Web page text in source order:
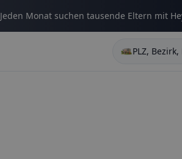
Jeden Monat suchen tausende Eltern mit
PLZ,